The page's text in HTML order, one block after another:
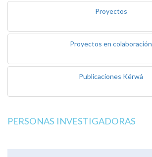
Proyectos
Proyectos en colaboración
Publicaciones Kérwá
PERSONAS INVESTIGADORAS